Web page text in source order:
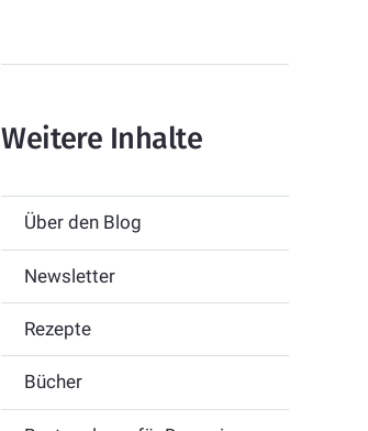
Weitere Inhalte
Über den Blog
Newsletter
Rezepte
Bücher